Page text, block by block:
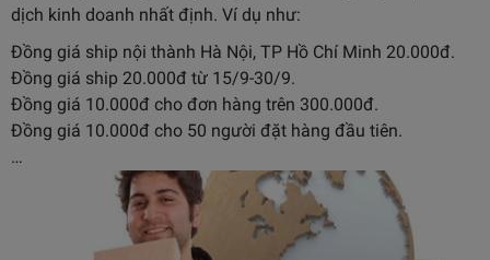
dịch kinh doanh nhất định. Ví dụ như:
Đồng giá ship nội thành Hà Nội, TP Hồ Chí Minh 20.000đ.
Đồng giá ship 20.000đ từ 15/9-30/9.
Đồng giá 10.000đ cho đơn hàng trên 300.000đ.
Đồng giá 10.000đ cho 50 người đặt hàng đầu tiên.
…